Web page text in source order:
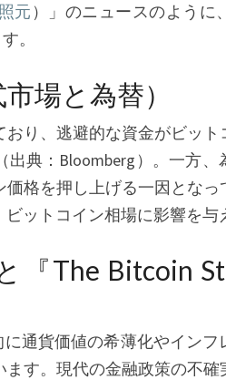
今
後
【2026
年
2
月
日
在】
元 ）」のニュースのように
。
場と為替）
り、逃避的な資金がビット
典：Bloomberg）。一方、
格を押し上げる一因となっ
ットコイン相場に影響を与
The Bitcoin
に通貨価値の希薄化やイン
す。現代の金融政策の不